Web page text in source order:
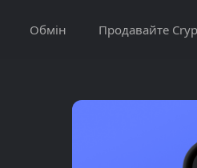
Обмін Продавайте